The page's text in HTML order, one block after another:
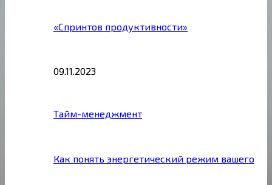
«Спринтов продуктивности»
09.11.2023
Тайм-менеджмент
Как понять энергетический режим вашего